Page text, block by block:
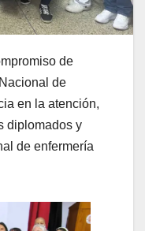
de
de
en la atención,
diplomados y
de enfermería